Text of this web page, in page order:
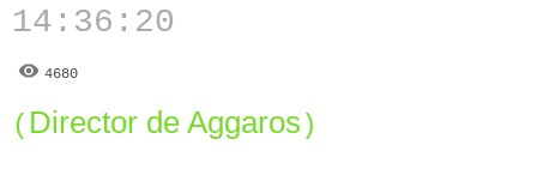
14:36:20
4680
( Director de Aggaros)